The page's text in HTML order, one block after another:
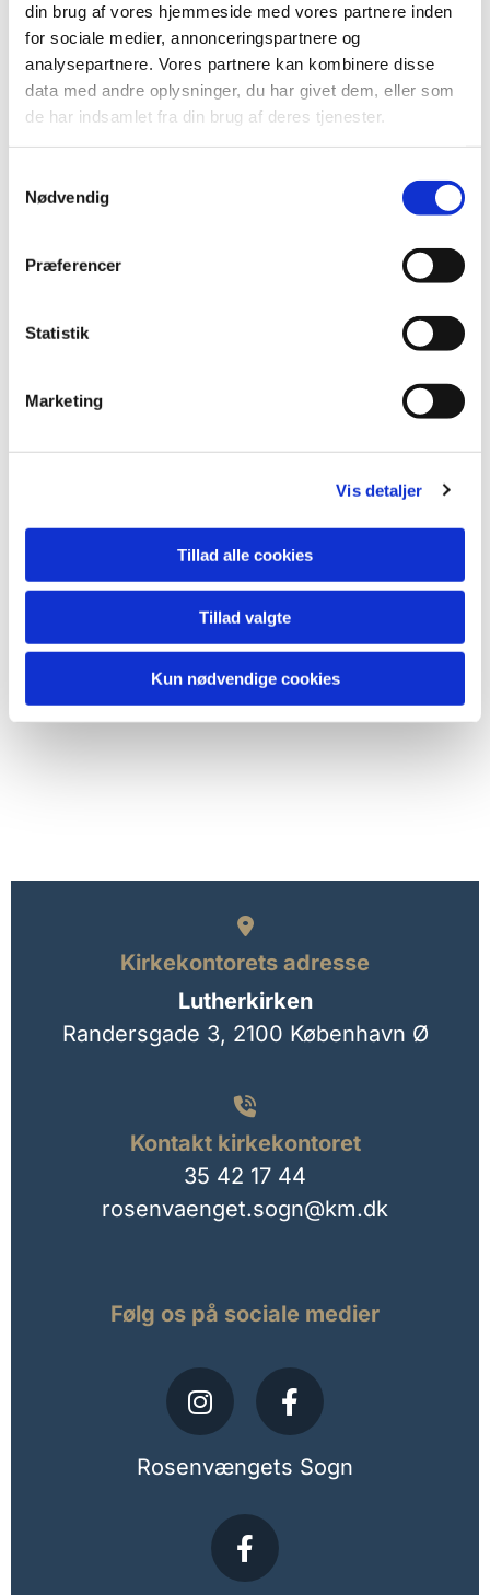
din brug af vores hjemmeside med vores partnere inden
for sociale medier, annonceringspartnere og
analysepartnere. Vores partnere kan kombinere disse
data med andre oplysninger, du har givet dem, eller som
de har indsamlet fra din brug af deres tjenester.
Nødvendig
Præferencer
Statistik
Marketing
Vis detaljer
Tillad alle cookies
Tillad valgte
Kun nødvendige cookies
Du vil måske også kunne

Kirkekontorets adresse
Lutherkirken
Randersgade 3, 2100 København Ø

Kontakt kirkekontoret
35 42 17 44
rosenvaenget.sogn@km.dk
Følg os på sociale medier
Rosenvængets Sogn